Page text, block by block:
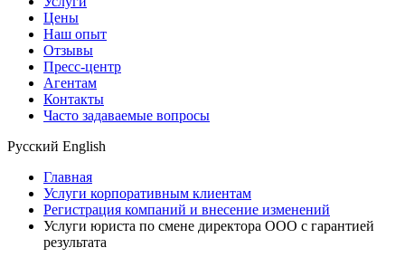
Цены
Наш опыт
Отзывы
Пресс-центр
Агентам
Контакты
Часто задаваемые вопросы
Русский English
Главная
Услуги корпоративным клиентам
Регистрация компаний и внесение изменений
Услуги юриста по смене директора ООО с гарантией
результата